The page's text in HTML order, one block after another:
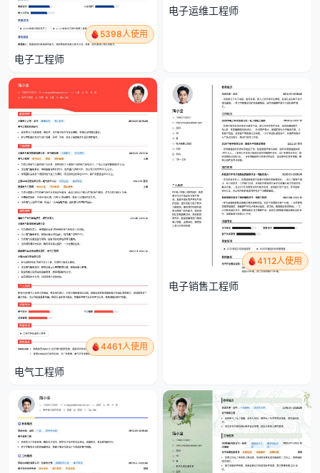
5398人使用
电子工程师
电子运维工程师
4461人使用
电气工程师
4112人使用
电子销售工程师